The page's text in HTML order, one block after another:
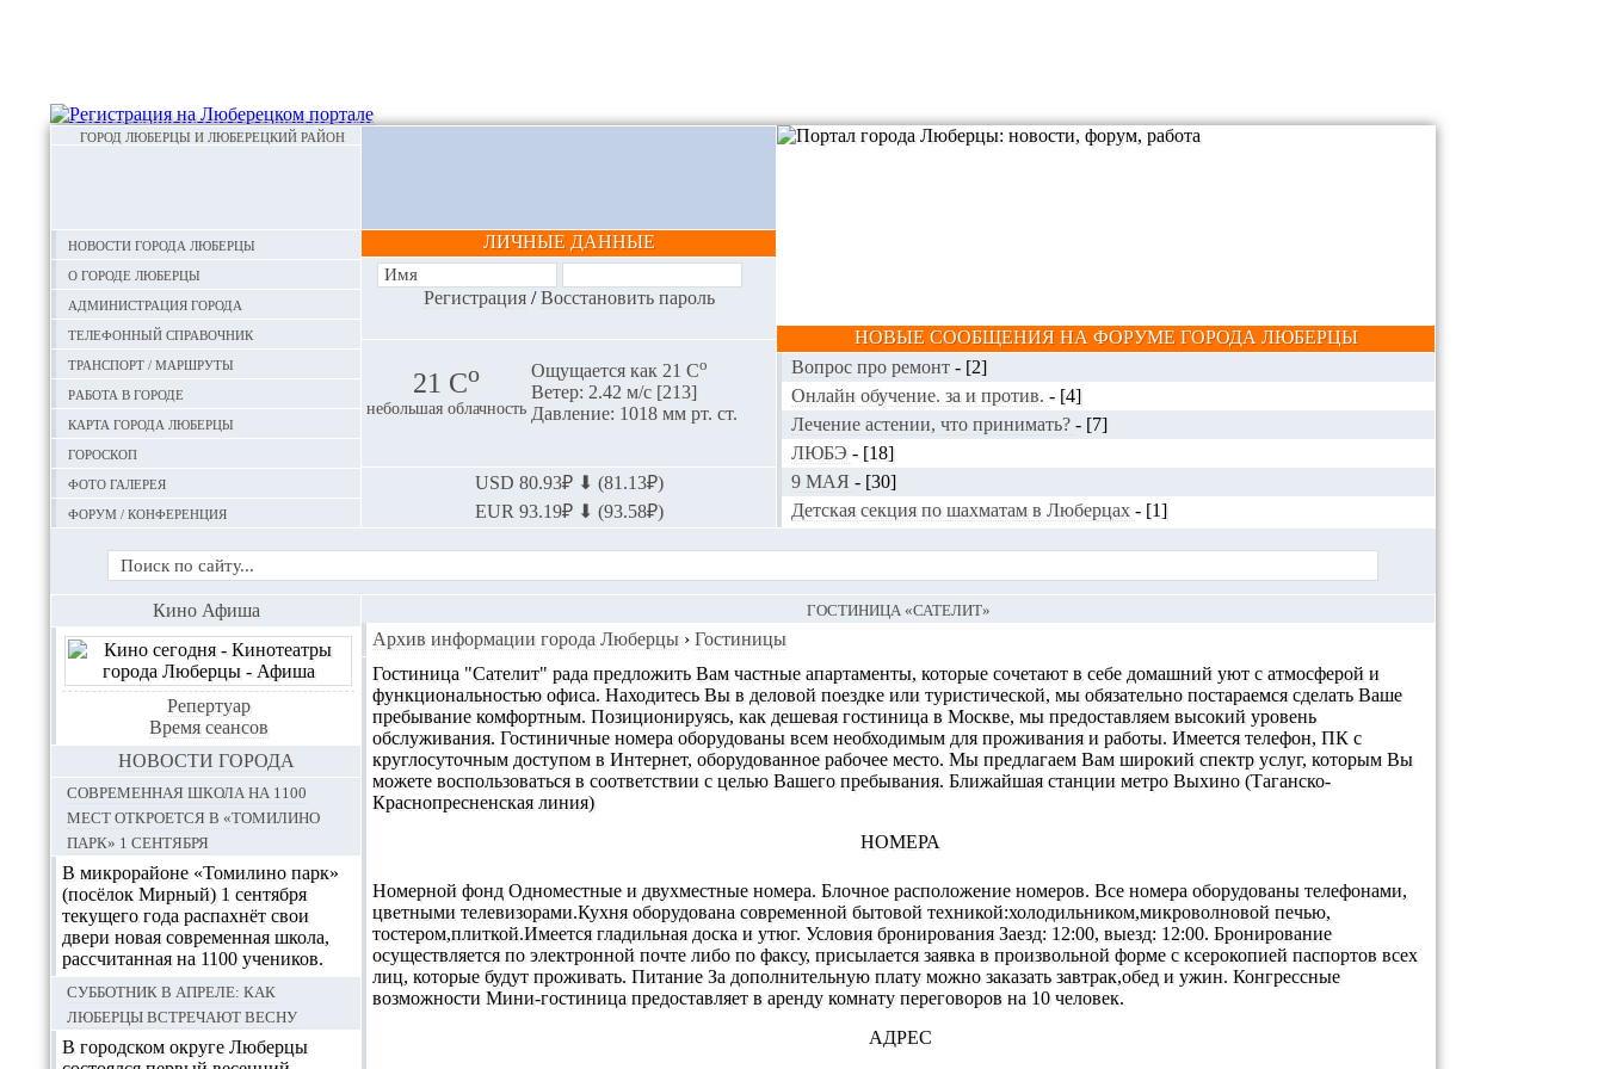
ГОРОД ЛЮБЕРЦЫ И ЛЮБЕРЕЦКИЙ РАЙОН
Новости города Люберцы
О городе Люберцы
Администрация города
Телефонный справочник
Транспорт / маршруты
Работа в городе
Карта города Люберцы
Гороскоп
Фото галерея
Форум / конференция
ЛИЧНЫЕ ДАННЫЕ
Регистрация/Восстановить пароль
21 Сo
небольшая облачность
Ощущается как 21 Сo
Ветер: 2.42 м/с [213]
Давление: 1018 мм рт. ст.
USD 80.93₽ ⬇ (81.13₽)
EUR 93.19₽ ⬇ (93.58₽)
НОВЫЕ СООБЩЕНИЯ НА ФОРУМЕ ГОРОДА ЛЮБЕРЦЫ
Вопрос про ремонт - [2]
Онлайн обучение. за и против. - [4]
Лечение астении, что принимать? - [7]
ЛЮБЭ - [18]
9 МАЯ - [30]
Детская секция по шахматам в Люберцах - [1]
ГОСТИНИЦА «САТЕЛИТ»
Архив информации города Люберцы › Гостиницы
Гостиница "Сателит" рада предложить Вам частные апартаменты, которые сочетают в себе домашний уют с атмосферой и
функциональностью офиса. Находитесь Вы в деловой поездке или туристической, мы обязательно постараемся сделать Ваше
пребывание комфортным. Позиционируясь, как дешевая гостиница в Москве, мы предоставляем высокий уровень
обслуживания. Гостиничные номера оборудованы всем необходимым для проживания и работы. Имеется телефон, ПК с
круглосуточным доступом в Интернет, оборудованное рабочее место. Мы предлагаем Вам широкий спектр услуг, которым Вы
можете воспользоваться в соответствии с целью Вашего пребывания. Ближайшая станции метро Выхино (Таганско-
Краснопресненская линия)
НОМЕРА
Номерной фонд Одноместные и двухместные номера. Блочное расположение номеров. Все номера оборудованы телефонами,
цветными телевизорами.Кухня оборудована современной бытовой техникой:холодильником,микроволновой печью,
тостером,плиткой.Имеется гладильная доска и утюг. Условия бронирования Заезд: 12:00, выезд: 12:00. Бронирование
осуществляется по электронной почте либо по факсу, присылается заявка в произвольной форме с ксерокопией паспортов всех
лиц, которые будут проживать. Питание За дополнительную плату можно заказать завтрак,обед и ужин. Конгрессные
возможности Мини-гостиница предоставляет в аренду комнату переговоров на 10 человек.
АДРЕС
Кино Афиша
Репертуар
Время сеансов
НОВОСТИ ГОРОДА
Современная школа на 1100
мест откроется в «Томилино
парк» 1 сентября
В микрорайоне «Томилино парк»
(посёлок Мирный) 1 сентября
текущего года распахнёт свои
двери новая современная школа,
рассчитанная на 1100 учеников.
Субботник в апреле: как
Люберцы встречают весну
В городском округе Люберцы